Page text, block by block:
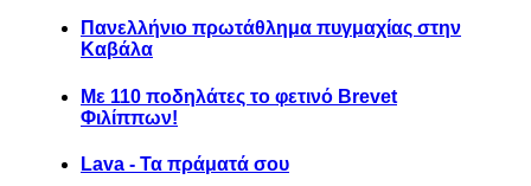
Πανελλήνιο πρωτάθλημα πυγμαχίας στην
Καβάλα
Με 110 ποδηλάτες το φετινό Brevet
Φιλίππων!
Lava - Τα πράματά σου